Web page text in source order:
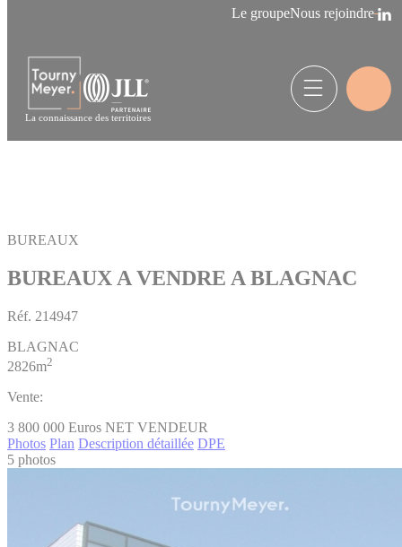
Le groupeNous rejoindre
La connaissance des territoires
BUREAUX
BUREAUX A VENDRE A BLAGNAC
Réf. 214947
BLAGNAC
2826m2
Vente:
3 800 000 Euros NET VENDEUR
Photos Plan Description détaillée DPE
5 photos